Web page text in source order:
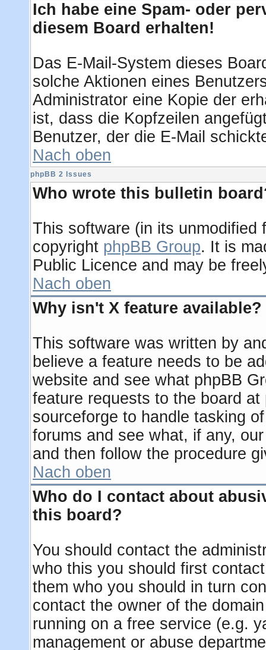
Ich habe eine Spam- oder
diesem Board erhalten!
Das E-Mail-System dieses
solche Aktionen eines
Administrator eine Kopie der
ist, dass die Kopfzeilen
Benutzer, der die E-Mail
Nach oben
phpBB 2 Issues
Who wrote this bulletin
This software (in its unmodified
copyright phpBB Group. It is
Public Licence and may be
Nach oben
Why isn't X feature available?
This software was written by
believe a feature needs to be
website and see what phpBB
feature requests to the board
sourceforge to handle tasking
forums and see what, if any,
and then follow the procedure
Nach oben
Who do I contact about
this board?
You should contact the
who this you should first
them who you should in turn
contact the owner of the
running on a free service (e.g.
management or abuse